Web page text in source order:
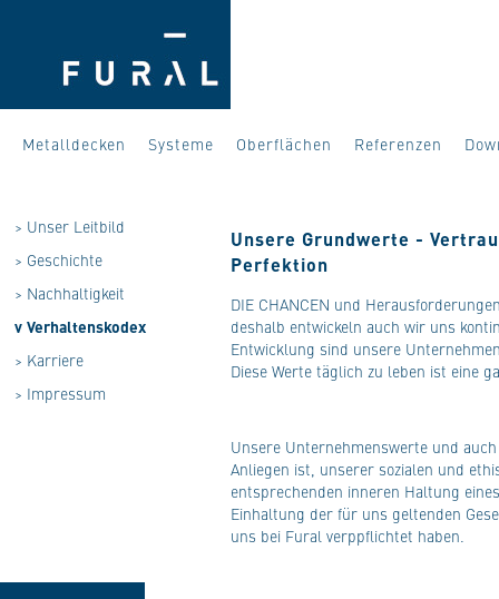
Metalldecken Systeme Oberflächen Referenzen
> Unser Leitbild
> Geschichte
> Nachhaltigkeit
v Verhaltenskodex
> Karriere
> Impressum
Unsere Grundwerte -
Perfektion
DIE CHANCEN und
deshalb entwickeln auch wir uns
Entwicklung sind unsere
Diese Werte täglich zu leben ist eine
Unsere Unternehmenswerte und
Anliegen ist, unserer sozialen und
entsprechenden inneren Haltung
Einhaltung der für uns geltenden
uns bei Fural verppflichtet haben.